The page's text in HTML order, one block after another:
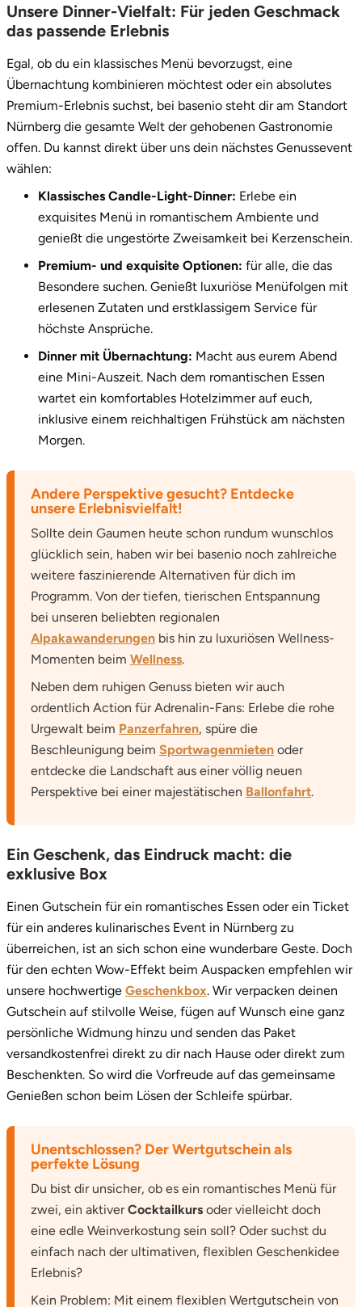
Unsere Dinner-Vielfalt: Für jeden Geschmack
das passende Erlebnis
Egal, ob du ein klassisches Menü bevorzugst, eine
Übernachtung kombinieren möchtest oder ein absolutes
Premium-Erlebnis suchst, bei basenio steht dir am Standort
Nürnberg die gesamte Welt der gehobenen Gastronomie
offen. Du kannst direkt über uns dein nächstes Genussevent
wählen:
Klassisches Candle-Light-Dinner: Erlebe ein
exquisites Menü in romantischem Ambiente und
genießt die ungestörte Zweisamkeit bei Kerzenschein.
Premium- und exquisite Optionen: für alle, die das
Besondere suchen. Genießt luxuriöse Menüfolgen mit
erlesenen Zutaten und erstklassigem Service für
höchste Ansprüche.
Dinner mit Übernachtung: Macht aus eurem Abend
eine Mini-Auszeit. Nach dem romantischen Essen
wartet ein komfortables Hotelzimmer auf euch,
inklusive einem reichhaltigen Frühstück am nächsten
Morgen.
Andere Perspektive gesucht? Entdecke
unsere Erlebnisvielfalt!
Sollte dein Gaumen heute schon rundum wunschlos
glücklich sein, haben wir bei basenio noch zahlreiche
weitere faszinierende Alternativen für dich im
Programm. Von der tiefen, tierischen Entspannung
bei unseren beliebten regionalen
Alpakawanderungen bis hin zu luxuriösen Wellness-
Momenten beim Wellness.
Neben dem ruhigen Genuss bieten wir auch
ordentlich Action für Adrenalin-Fans: Erlebe die rohe
Urgewalt beim Panzerfahren, spüre die
Beschleunigung beim Sportwagenmieten oder
entdecke die Landschaft aus einer völlig neuen
Perspektive bei einer majestätischen Ballonfahrt.
Ein Geschenk, das Eindruck macht: die
exklusive Box
Einen Gutschein für ein romantisches Essen oder ein Ticket
für ein anderes kulinarisches Event in Nürnberg zu
überreichen, ist an sich schon eine wunderbare Geste. Doch
für den echten Wow-Effekt beim Auspacken empfehlen wir
unsere hochwertige Geschenkbox. Wir verpacken deinen
Gutschein auf stilvolle Weise, fügen auf Wunsch eine ganz
persönliche Widmung hinzu und senden das Paket
versandkostenfrei direkt zu dir nach Hause oder direkt zum
Beschenkten. So wird die Vorfreude auf das gemeinsame
Genießen schon beim Lösen der Schleife spürbar.
Unentschlossen? Der Wertgutschein als
perfekte Lösung
Du bist dir unsicher, ob es ein romantisches Menü für
zwei, ein aktiverCocktailkurs oder vielleicht doch
eine edle Weinverkostung sein soll? Oder suchst du
einfach nach der ultimativen, flexiblen Geschenkidee
Erlebnis?
Kein Problem: Mit einem flexiblen Wertgutschein von
Wertach
Wesel
Witten
Würzburg
Zwickau
Öhringen